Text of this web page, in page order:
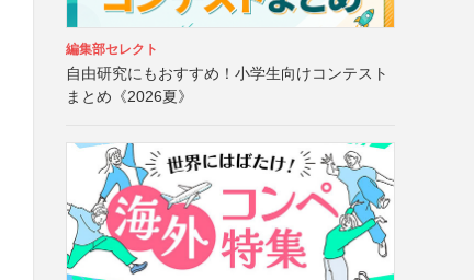
編集部セレクト
自由研究にもおすすめ！小学生向けコンテスト
まとめ《2026夏》